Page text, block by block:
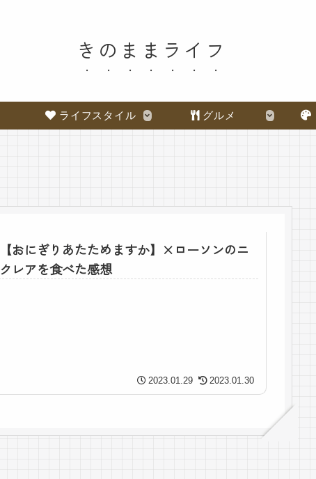
きのままライフ
ライフスタイル グルメ
【おにぎりあたためますか】×ローソンのニ
クレアを食べた感想
2023.01.29 2023.01.30